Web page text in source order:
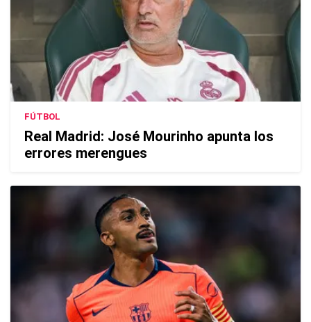
FÚTBOL
Real Madrid: José Mourinho apunta los
errores merengues